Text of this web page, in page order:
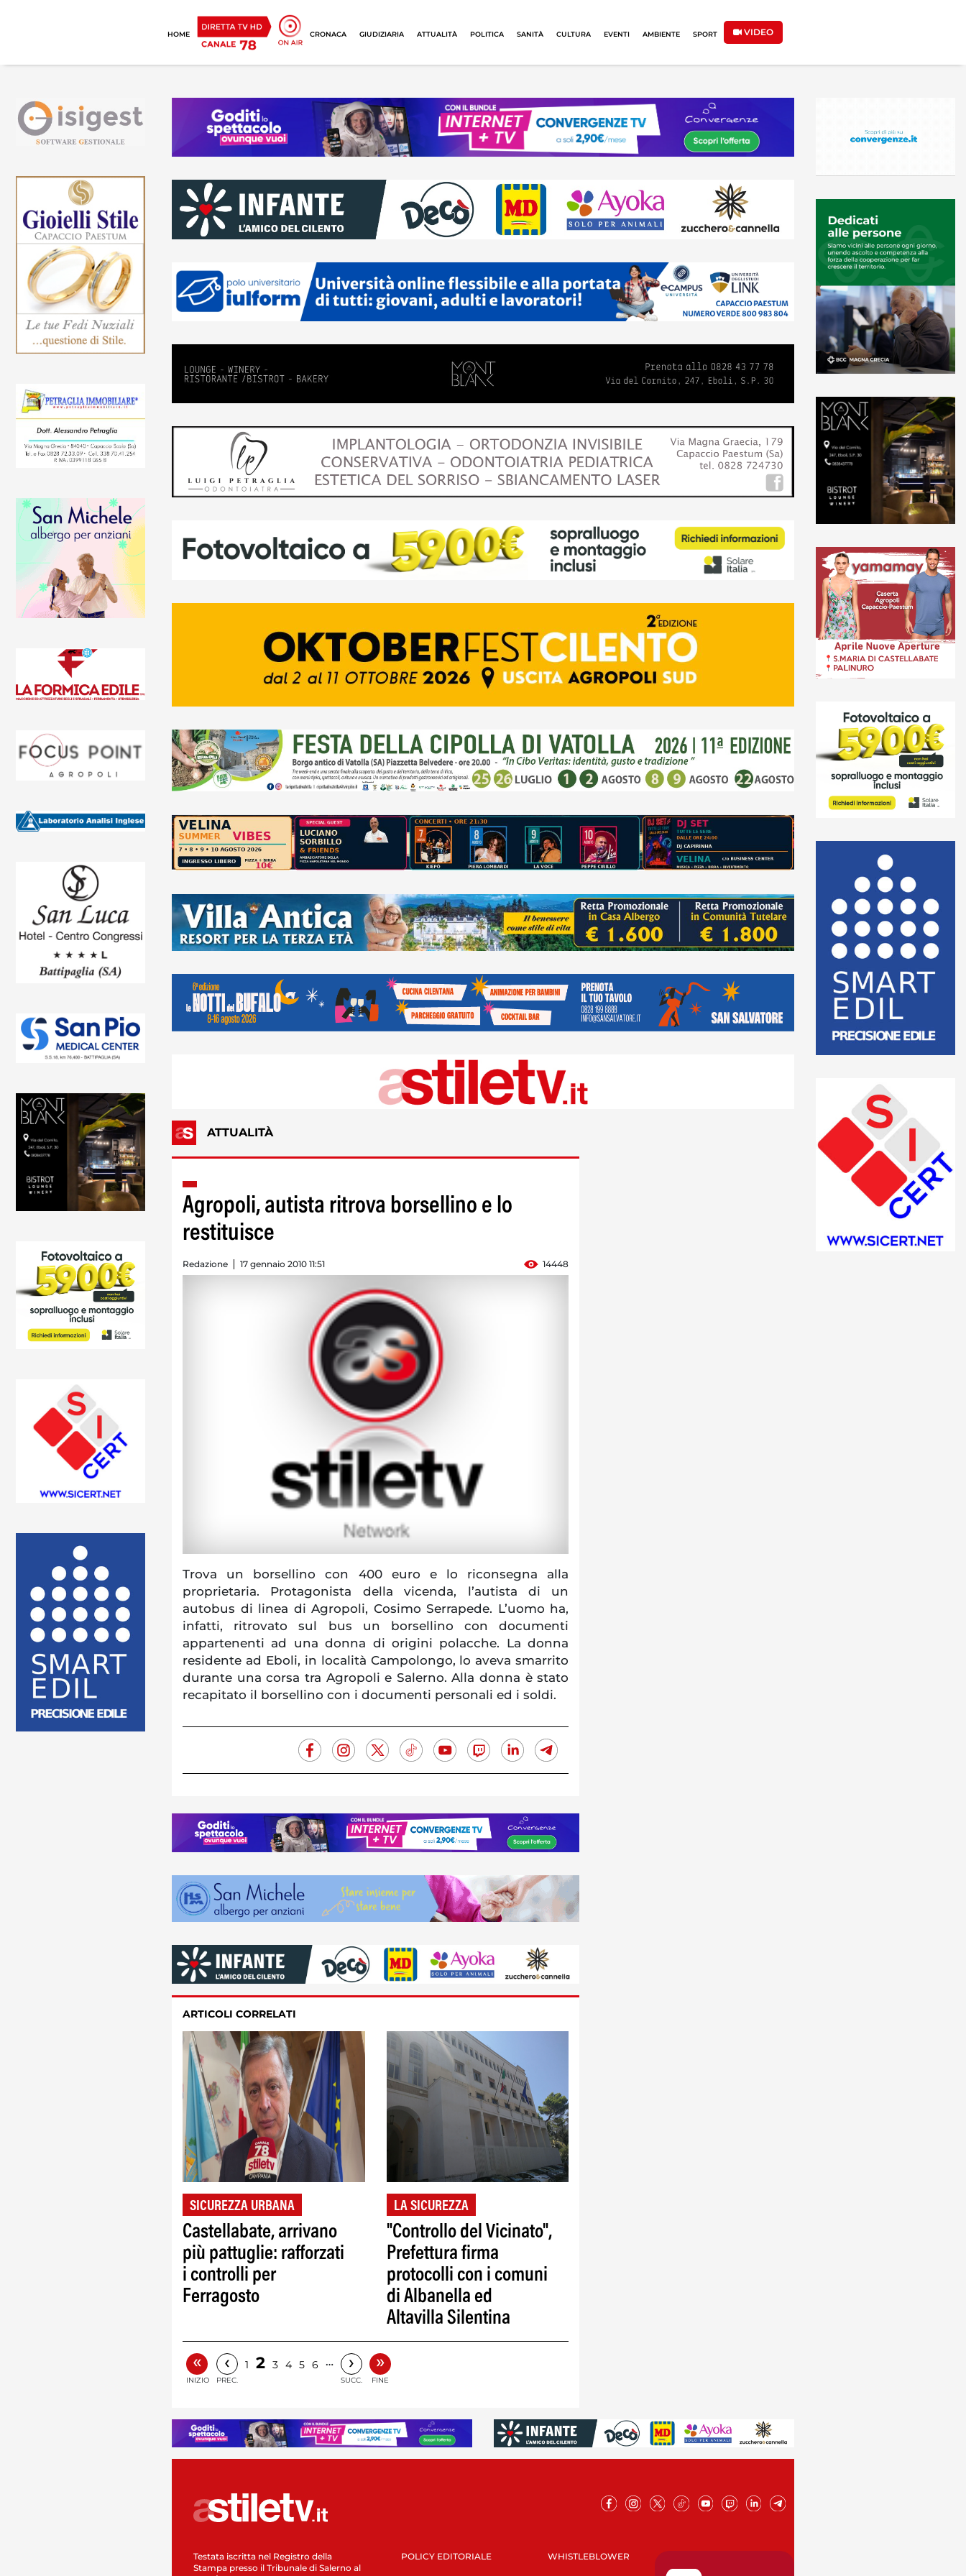
HOME CRONACA GIUDIZIARIA ATTUALITÀ POLITICA SANITÀ CULTURA EVENTI AMBIENTE SPORT VIDEO
ATTUALITÀ
Agropoli, autista ritrova borsellino e lo
restituisce
Redazione 17 gennaio 2010 11:51 14448
Trova un borsellino con 400 euro e lo riconsegna alla
proprietaria. Protagonista della vicenda, l’autista di un
autobus di linea di Agropoli, Cosimo Serrapede. L’uomo ha,
infatti, ritrovato sul bus un borsellino con documenti
appartenenti ad una donna di origini polacche. La donna
residente ad Eboli, in località Campolongo, lo aveva smarrito
durante una corsa tra Agropoli e Salerno. Alla donna è stato
recapitato il borsellino con i documenti personali ed i soldi.
ARTICOLI CORRELATI
SICUREZZA URBANA
Castellabate, arrivano
più pattuglie: rafforzati
i controlli per
Ferragosto
LA SICUREZZA
"Controllo del Vicinato",
Prefettura firma
protocolli con i comuni
di Albanella ed
Altavilla Silentina
«
INIZIO
‹
PREC.
1 2 3 4 5 6 … ›
SUCC.
»
FINE
Testata iscritta nel Registro della
Stampa presso il Tribunale di Salerno al
POLICY EDITORIALE WHISTLEBLOWER